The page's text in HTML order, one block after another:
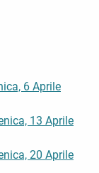
6 Aprile
13 Aprile
20 Aprile